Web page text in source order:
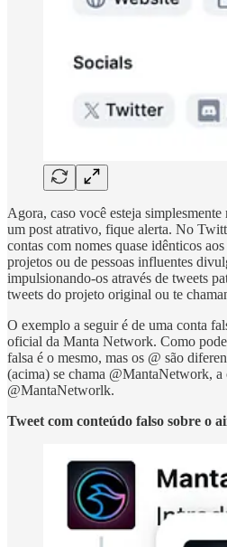
Agora, caso você esteja
um post atrativo, fique alerta. No
contas com nomes quase idênticos
projetos ou de pessoas influentes
impulsionando-os através de tweets
tweets do projeto original ou te
O exemplo a seguir é de uma conta
oficial da Manta Network. Como
falsa é o mesmo, mas os @ são
(acima) se chama @MantaNetwork, a
@MantaNetworlk.
Tweet com conteúdo falso sobre o